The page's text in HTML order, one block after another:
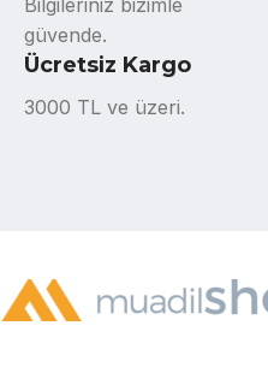
güvende.
Ücretsiz Kargo
3000 TL ve üzeri.